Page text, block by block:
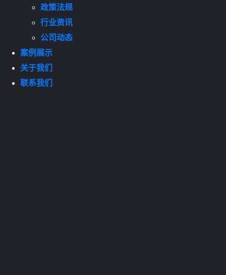
政策法规
行业资讯
公司动态
案例展示
关于我们
联系我们